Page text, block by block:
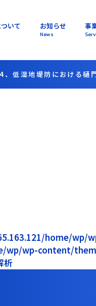
いて お知らせ
News
事
、低湿地堤防における樋
home/
wp/wp-content/
析